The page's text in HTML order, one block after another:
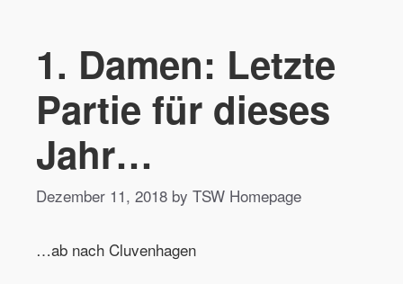
1. Damen: Letzte
Partie für dieses
Jahr…
Dezember 11, 2018 by TSW Homepage
…ab nach Cluvenhagen